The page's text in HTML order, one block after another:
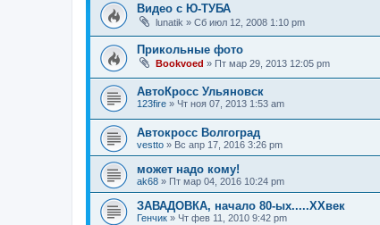
Видео с Ю-ТУБА
lunatik » Сб июл 12, 2008 1:10 pm
Прикольные фото
Bookvoed » Пт мар 29, 2013 12:05 pm
АвтоКросс Ульяновск
123fire » Чт ноя 07, 2013 1:53 am
Автокросс Волгоград
vestto » Вс апр 17, 2016 3:26 pm
может надо кому!
ak68 » Пт мар 04, 2016 10:24 pm
ЗАВАДОВКА, начало 80-ых.....XXвек
Генчик » Чт фев 11, 2010 9:42 pm